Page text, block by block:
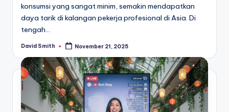
konsumsi yang sangat minim, semakin mendapatkan
daya tarik di kalangan pekerja profesional di Asia. Di
tengah…
Posted
David Smith November 21, 2025